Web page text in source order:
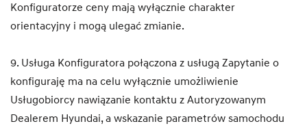
Konfiguratorze ceny mają wyłącznie charakter
orientacyjny i mogą ulegać zmianie.
9. Usługa Konfiguratora połączona z usługą Zapytanie o
konfiguraję ma na celu wyłącznie umożliwienie
Usługobiorcy nawiązanie kontaktu z Autoryzowanym
Dealerem Hyundai, a wskazanie parametrów samochodu